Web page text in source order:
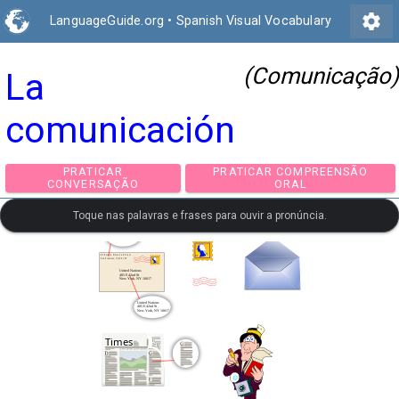
LanguageGuide.org • Spanish Visual Vocabulary settings
La
comunicación
(Comunicação)
PRATICAR
CONVERSAÇÃO
PRATICAR
ORAL
Toque nas palavras e frases para ouvir a pronúncia.